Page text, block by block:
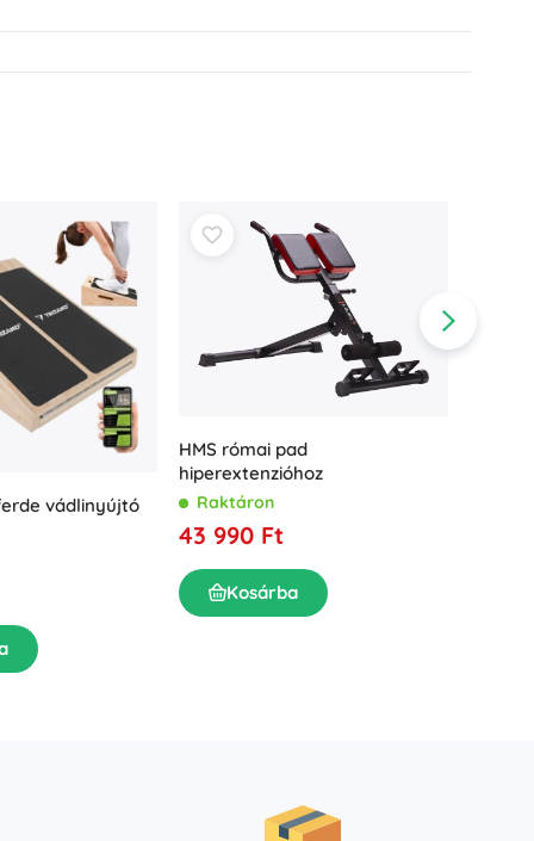
vádlinyújtó
HMS római pad
hiperextenzióhoz
Raktáron
43 990 Ft
Kosárba